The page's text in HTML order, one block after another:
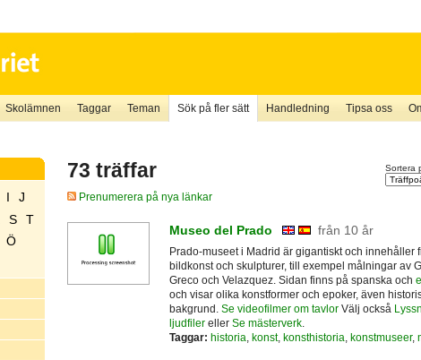
Skolämnen Taggar Teman Sök på fler sätt Handledning Tipsa oss
I
J
S
T
Ö
73 träffar Sortera
Prenumerera på nya länkar
Museo del Prado från 10 år
Prado-museet i Madrid är gigantiskt och innehåller
bildkonst och skulpturer, till exempel målningar av
Greco och Velazquez. Sidan finns på spanska och
och visar olika konstformer och epoker, även
bakgrund. Se videofilmer om tavlorVälj också
ljudfilereller Se mästerverk.
Taggar: historia konst, konsthistoria konstmuseer,